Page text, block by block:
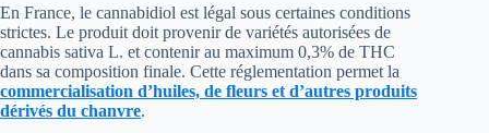
En France, le cannabidiol est légal sous certaines conditions
strictes. Le produit doit provenir de variétés autorisées de
cannabis sativa L. et contenir au maximum 0,3% de THC
dans sa composition finale. Cette réglementation permet la
commercialisation d’huiles, de fleurs et d’autres produits
dérivés du chanvre.